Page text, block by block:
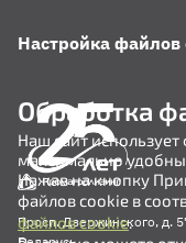
Просп. Дзержинского, д.
Настройка файлов
Обработка
Наш сайт
максимально
Нажав на кнопку
файлов cookie в
файлов cookie.